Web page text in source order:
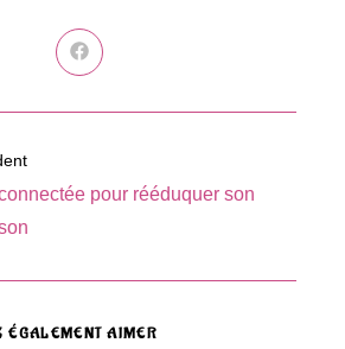
Ouvrir
dans
autre
pour rééduquer son
ÉGALEMENT AIMER